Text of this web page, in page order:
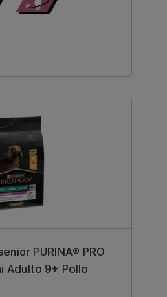
PURINA® PRO
Adulto 9+ Pollo